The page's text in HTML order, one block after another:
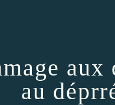
aux
au